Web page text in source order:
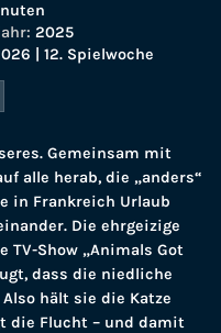
2025
| 12. Spielwoche
Gemeinsam mit
alle herab, die „anders“
in Frankreich Urlaub
Die ehrgeizige
Show „Animals Got
dass die niedliche
hält sie die Katze
die Flucht – und damit